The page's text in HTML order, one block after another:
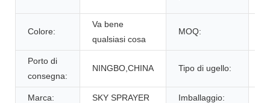
Colore:
Va bene
qualsiasi cosa
MOQ:
Porto di
consegna:
NINGBO,CHINA Tipo di ugello:
Marca: SKY SPRAYER Imballaggio: